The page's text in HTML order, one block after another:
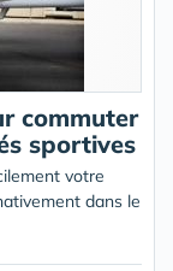
commuter
sportives
votre
dans le